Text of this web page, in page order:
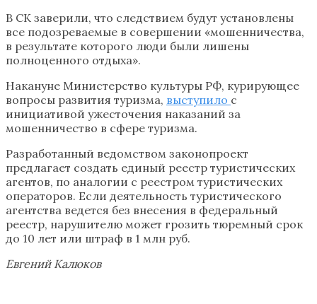
В СК заверили, что следствием будут установлены
все подозреваемые в совершении «мошенничества,
в результате которого люди были лишены
полноценного отдыха».
Накануне Министерство культуры РФ, курирующее
вопросы развития туризма, выступило с
инициативой ужесточения наказаний за
мошенничество в сфере туризма.
Разработанный ведомством законопроект
предлагает создать единый реестр туристических
агентов, по аналогии с реестром туристических
операторов. Если деятельность туристического
агентства ведется без внесения в федеральный
реестр, нарушителю может грозить тюремный срок
до 10 лет или штраф в 1 млн руб.
Евгений Калюков